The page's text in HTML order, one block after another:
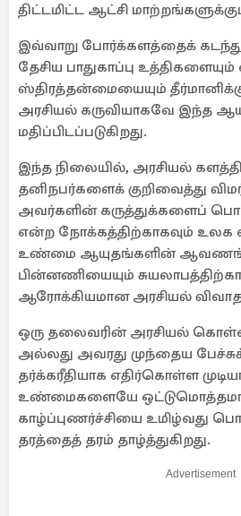
திட்டமிட்ட ஆட்சி
இவ்வாறு போர்க்களத்தைக்
தேசிய பாதுகாப்பு
ஸ்திரத்தன்மையையும்
அரசியல் கருவியாகவே இந்த
மதிப்பிடப்படுகிறது.
இந்த நிலையில், அரசியல்
தனிநபர்களைக் குறிவைத்து
அவர்களின் கருத்துக்களைப்
என்ற நோக்கத்திற்காகவும் உலக
உண்மை ஆயுதங்களின்
பின்னணியையும்
ஆரோக்கியமான அரசியல்
ஒரு தலைவரின் அரசியல்
அல்லது அவரது முந்தைய
தர்க்கரீதியாக எதிர்கொள்ள
உண்மைகளையே
காழ்ப்புணர்ச்சியை உமிழ்வது
தரத்தைத் தரம் தாழ்த்துகிறது.
Advertisement